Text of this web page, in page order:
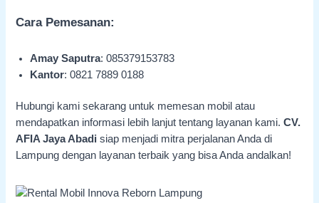
Cara Pemesanan:
Amay Saputra: 085379153783
Kantor: 0821 7889 0188
Hubungi kami sekarang untuk memesan mobil atau
mendapatkan informasi lebih lanjut tentang layanan kami.CV.
AFIA Jaya Abadi siap menjadi mitra perjalanan Anda di
Lampung dengan layanan terbaik yang bisa Anda andalkan!